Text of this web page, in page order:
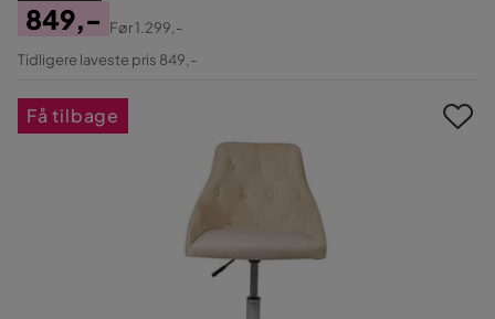
Pris
849,-
Original
Før1.299,-
Tidligere laveste pris 849,-
Få tilbage